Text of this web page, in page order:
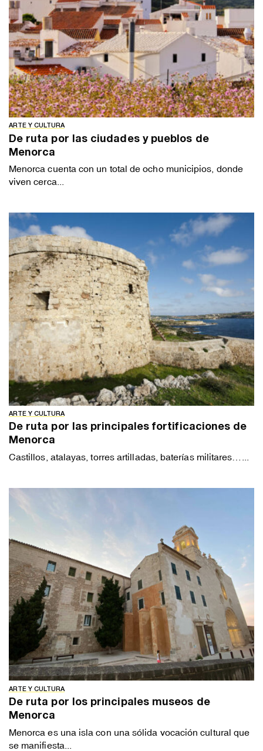
ARTE Y CULTURA
De ruta por las ciudades y pueblos de
Menorca
Menorca cuenta con un total de ocho municipios, donde
viven cerca...
ARTE Y CULTURA
De ruta por las principales fortificaciones de
Menorca
Castillos, atalayas, torres artilladas, baterías militares…...
ARTE Y CULTURA
De ruta por los principales museos de
Menorca
Menorca es una isla con una sólida vocación cultural que
se manifiesta...